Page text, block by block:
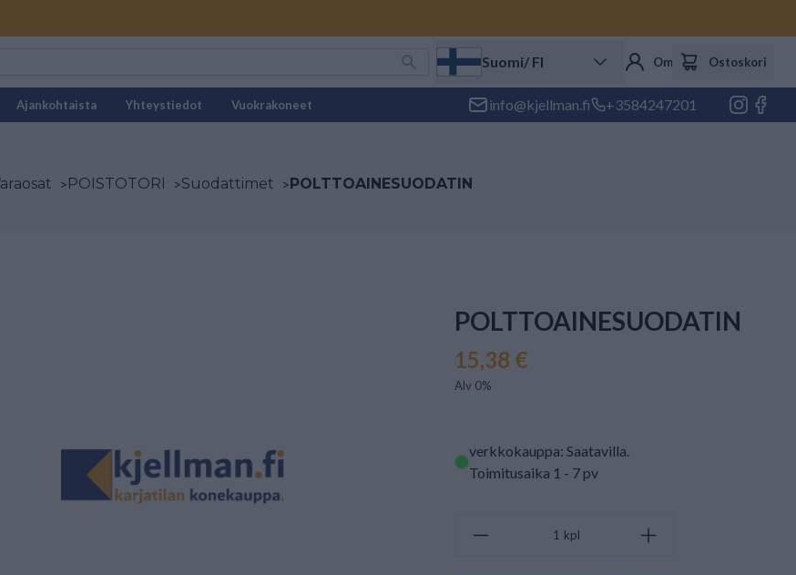
Suomi/ FI Oma tili Ostoskori
Ajankohtaista Yhteystiedot Vuokrakoneet info@kjellman.fi +3584247201
>POISTOTORI >Suodattimet >POLTTOAINESUODATIN
POLTTOAINESUODATIN
15,38 €
Alv 0%
verkkokauppa: Saatavilla.
Toimitusaika 1 - 7 pv
kpl